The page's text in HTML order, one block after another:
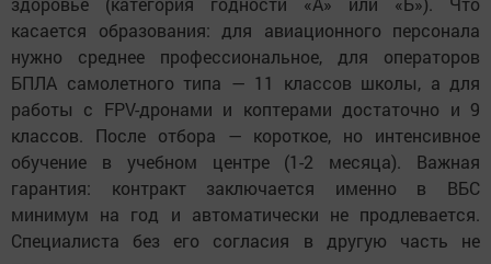
касается образования: для авиационного персонала
нужно среднее профессиональное, для операторов
БПЛА самолетного типа — 11 классов школы, а для
работы с FPV-дронами и коптерами достаточно и 9
классов. После отбора — короткое, но интенсивное
обучение в учебном центре (1-2 месяца). Важная
гарантия: контракт заключается именно в ВБС
минимум на год и автоматически не продлевается.
Специалиста без его согласия в другую часть не